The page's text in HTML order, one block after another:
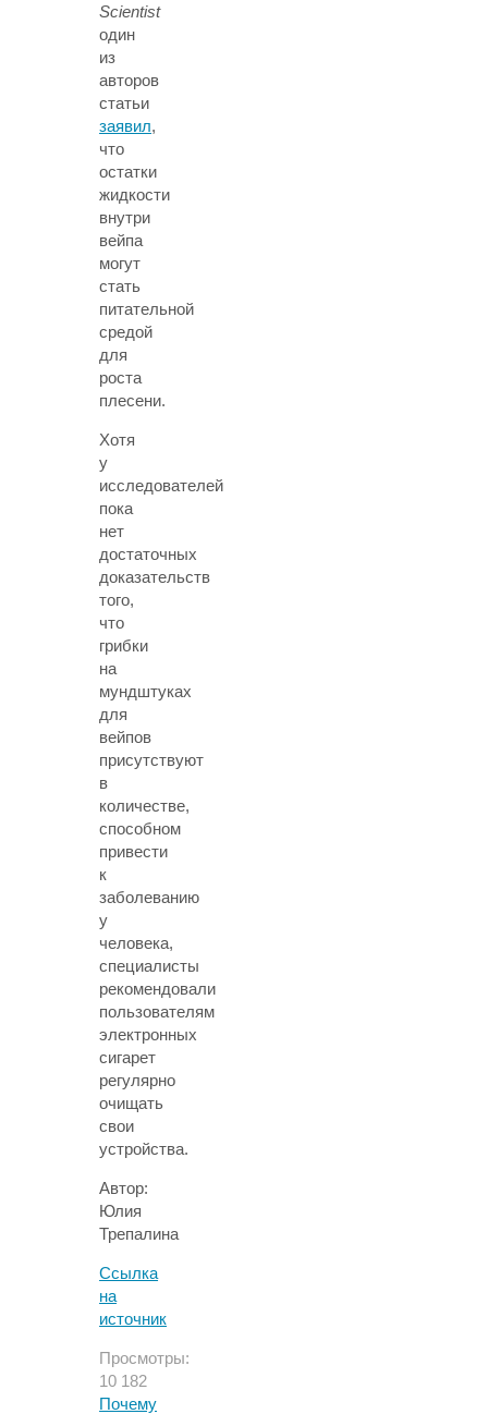
Scientist
один
из
авторов
статьи
заявил,
что
остатки
жидкости
внутри
вейпа
могут
стать
питательной
средой
для
роста
плесени.
Хотя
у
исследователей
пока
нет
достаточных
доказательств
того,
что
грибки
на
мундштуках
для
вейпов
присутствуют
в
количестве,
способном
привести
к
заболеванию
у
человека,
специалисты
рекомендовали
пользователям
электронных
сигарет
регулярно
очищать
свои
устройства.
Автор:
Юлия
Трепалина
Ссылка
на
источник
Просмотры:
10 182
Почему